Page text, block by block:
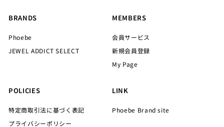
BRANDS
Phoebe
JEWEL ADDICT SELECT
MEMBERS
会員サービス
新規会員登録
My Page
POLICIES
特定商取引法に基づく表記
プライバシーポリシー
LINK
Phoebe Brand site